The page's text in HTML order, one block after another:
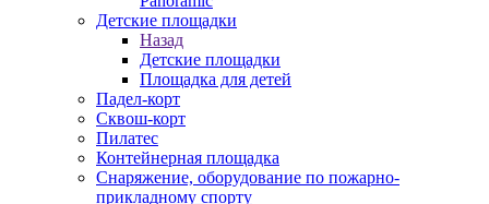
Детские площадки
Назад
Детские площадки
Площадка для детей
Падел-корт
Сквош-корт
Пилатес
Контейнерная площадка
Снаряжение, оборудование по пожарно-
прикладному спорту